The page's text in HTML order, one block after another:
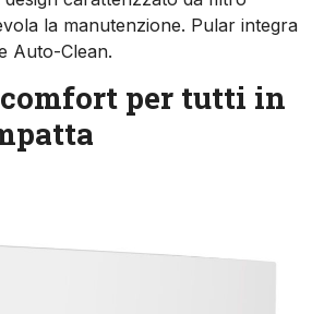
la manutenzione. Pular integra
Auto-Clean.
per tutti in